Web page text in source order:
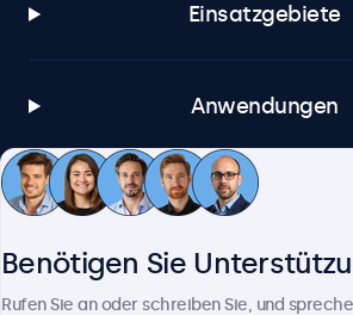
Einsatzgebiete
Anwendungen
Kundenservice
Benötigen Sie
Rufen Sie an oder schreiben Sie, und